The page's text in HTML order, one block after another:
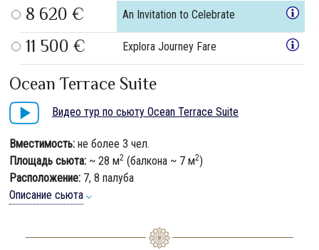
8 620 € An Invitation to Celebrate
11 500 € Explora Journey Fare
Ocean Terrace Suite
Видео тур по сьюту Ocean Terrace Suite
Вместимость: не более 3 чел.
Площадь сьюта: ~ 28 м2 (балкона ~ 7 м2)
Расположение: 7, 8 палуба
Описание сьюта